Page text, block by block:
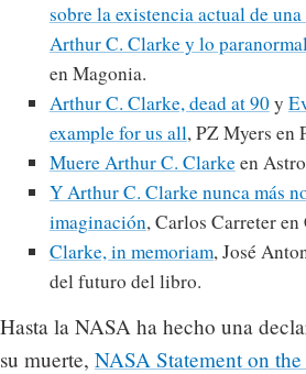
sobre la existencia actual de
Arthur C. Clarke y lo paranormal
en Magonia.
Arthur C. Clarke, dead at 90y
example for us all, PZ Myers en
Muere Arthur C. Clarkeen
Y Arthur C. Clarke nunca más
imaginación, Carlos Carreter
Clarke, in memoriam, José
del futuro del libro.
Hasta la NASA ha hecho una
su muerte, NASA Statement on